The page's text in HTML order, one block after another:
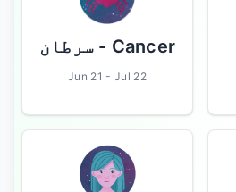
Cancer - سرطان
Jun 21 - Jul 22